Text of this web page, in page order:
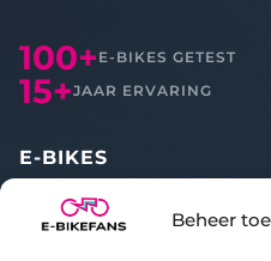
Beheer
100+ E-BIKES GETEST
15+JAAR ERVARING
E-BIKES
Alle reviews
Vergelijken